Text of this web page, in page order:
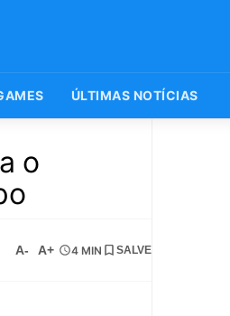
ÚLTIMAS NOTÍCIAS
o
A- A+ 4 MIN SALVE